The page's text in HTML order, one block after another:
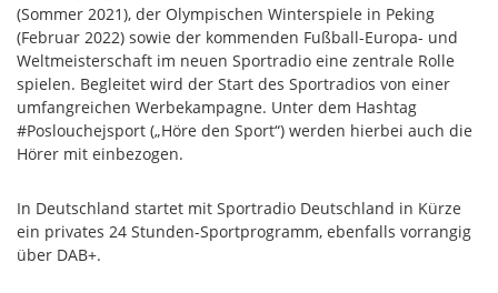
(Sommer 2021), der Olympischen Winterspiele in Peking
(Februar 2022) sowie der kommenden Fußball-Europa- und
Weltmeisterschaft im neuen Sportradio eine zentrale Rolle
spielen. Begleitet wird der Start des Sportradios von einer
umfangreichen Werbekampagne. Unter dem Hashtag
#Poslouchejsport („Höre den Sport“) werden hierbei auch die
Hörer mit einbezogen.
In Deutschland startet mit Sportradio Deutschland in Kürze
ein privates 24 Stunden-Sportprogramm, ebenfalls vorrangig
über DAB+.